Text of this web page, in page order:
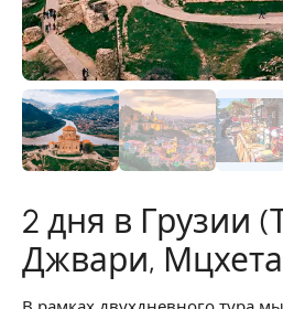
2 дня в Грузии
Джвари,